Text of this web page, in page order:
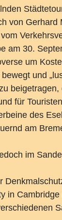
von
am 30.
um
und
für
des
am
im